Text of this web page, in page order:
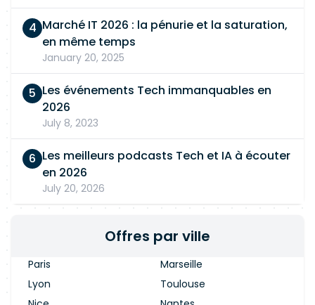
Marché IT 2026 : la pénurie et la saturation,
en même temps
January 20, 2025
Les événements Tech immanquables en
2026
July 8, 2023
Les meilleurs podcasts Tech et IA à écouter
en 2026
July 20, 2026
Offres par ville
Paris
Marseille
Lyon
Toulouse